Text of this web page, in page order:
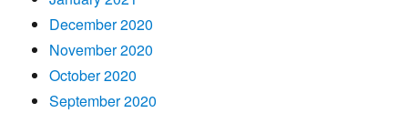
December 2020
November 2020
October 2020
September 2020